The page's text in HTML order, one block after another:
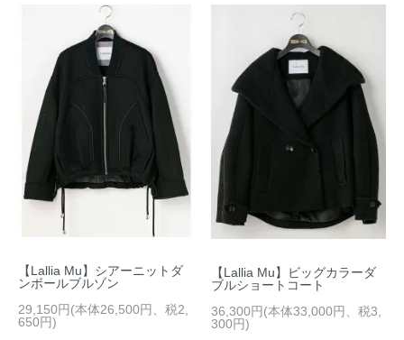
【Lallia Mu】シアーニットダ
ンボールブルゾン
29,150円(本体26,500円、税2,
650円)
【Lallia Mu】ビッグカラーダ
ブルショートコート
36,300円(本体33,000円、税3,
300円)